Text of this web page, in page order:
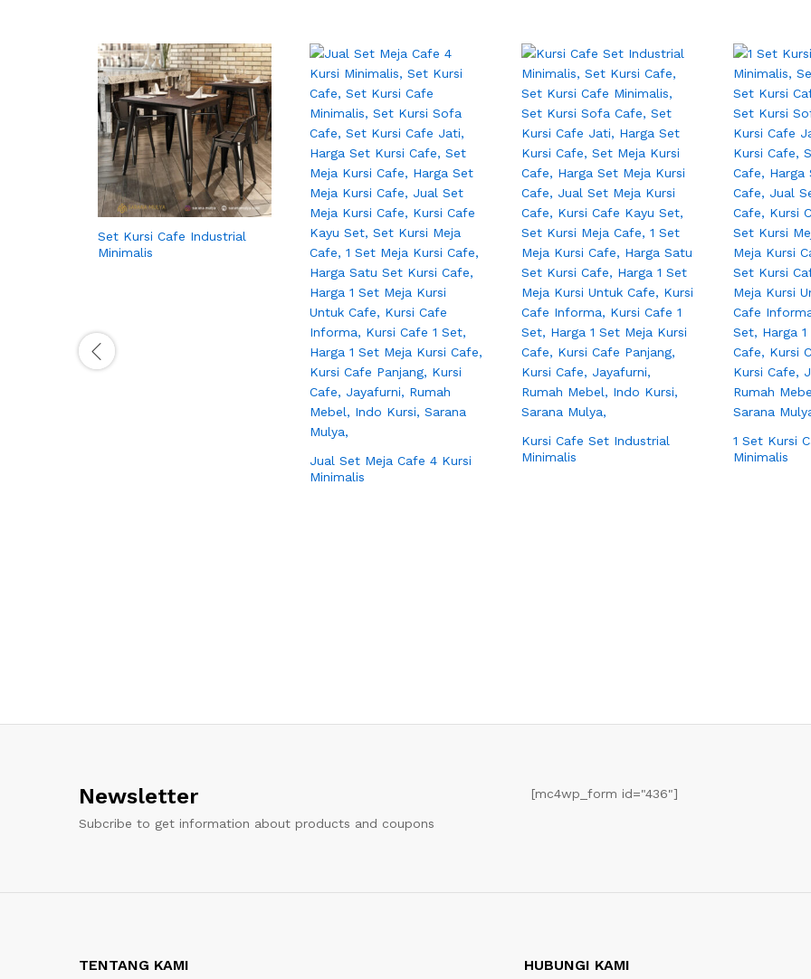
Set Kursi Cafe Industrial
Minimalis
Jual Set Meja Cafe 4 Kursi
Minimalis
Kursi Cafe Set Industrial
Minimalis
1 Set Kursi
Minimalis
Newsletter
Subcribe to get information about products and coupons
[mc4wp_form id="436"]
TENTANG KAMI HUBUNGI KAMI